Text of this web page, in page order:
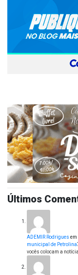
Últimos
ADEMIR Rodrigues em
municipal de Petrolina
vocês colocam a